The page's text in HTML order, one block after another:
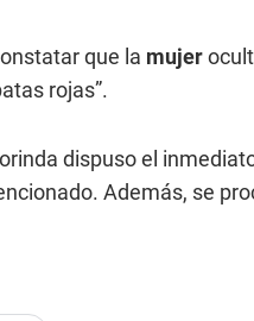
que la mujer
rojas”.
dispuso el
Además, se